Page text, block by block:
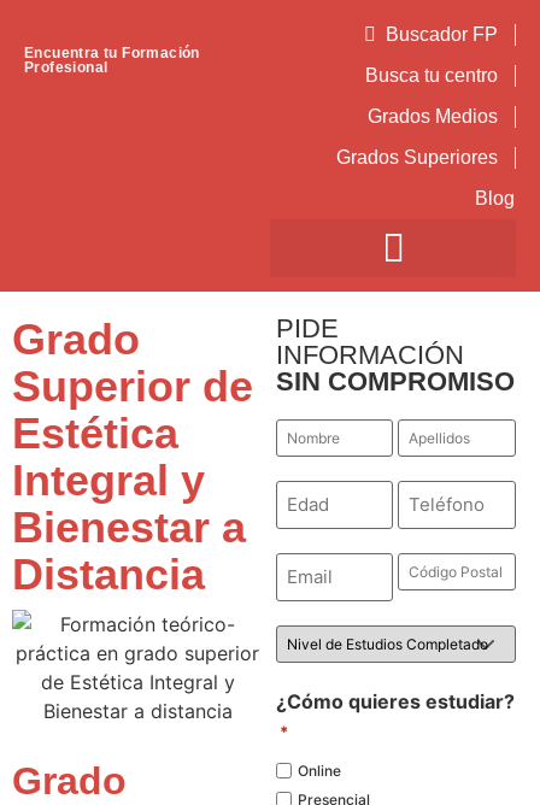
Encuentra tu Formación
Profesional
Buscador FP
Busca tu centro
Grados Medios
Grados Superiores
Blog
Grado
Superior de
Estética
Integral y
Bienestar a
Distancia
Grado
PIDE
INFORMACIÓN
SIN COMPROMISO
Nombre Apellidos
*
Número Teléfono
Email
Código
Postal
Nivel
de
¿Cómo quieres estudiar?
*
Online
Presencial